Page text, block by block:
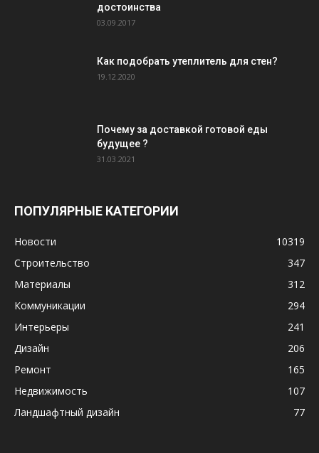
достоинства
03.09.2017
Как подобрать утеплитель для стен?
19.12.2020
Почему за доставкой готовой еды
будущее ?
31.03.2021
ПОПУЛЯРНЫЕ КАТЕГОРИИ
Новости
10319
Строительство
347
Материалы
312
Коммуникации
294
Интерьеры
241
Дизайн
206
Ремонт
165
Недвижимость
107
Ландшафтный дизайн
77